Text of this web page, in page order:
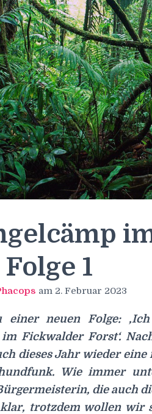
1
am 2. Februar 2023
einer neuen Folge:
im Fickwalder Forst‘.
dieses Jahr wieder
Wie immer
die auch
klar, trotzdem wollen wir